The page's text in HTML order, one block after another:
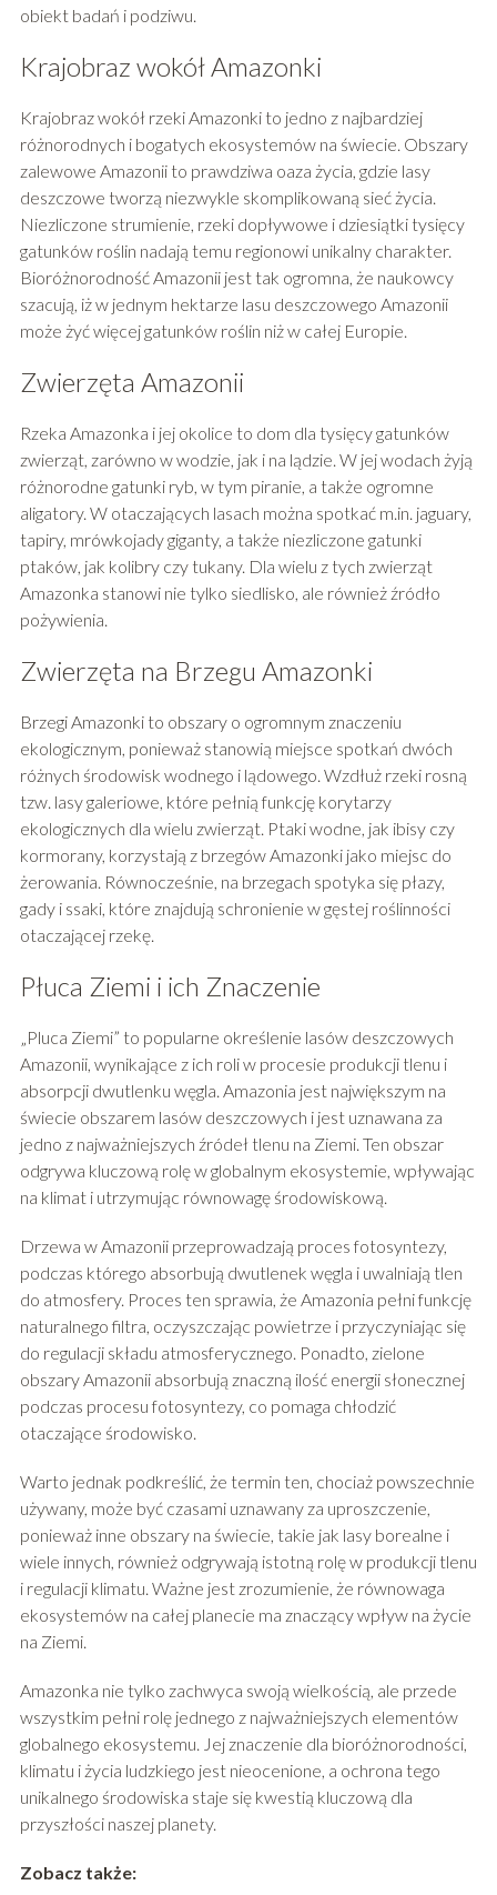
obiekt badań i podziwu.
Krajobraz wokół Amazonki
Krajobraz wokół rzeki Amazonki to jedno z najbardziej
różnorodnych i bogatych ekosystemów na świecie. Obszary
zalewowe Amazonii to prawdziwa oaza życia, gdzie lasy
deszczowe tworzą niezwykle skomplikowaną sieć życia.
Niezliczone strumienie, rzeki dopływowe i dziesiątki tysięcy
gatunków roślin nadają temu regionowi unikalny charakter.
Bioróżnorodność Amazonii jest tak ogromna, że naukowcy
szacują, iż w jednym hektarze lasu deszczowego Amazonii
może żyć więcej gatunków roślin niż w całej Europie.
Zwierzęta Amazonii
Rzeka Amazonka i jej okolice to dom dla tysięcy gatunków
zwierząt, zarówno w wodzie, jak i na lądzie. W jej wodach żyją
różnorodne gatunki ryb, w tym piranie, a także ogromne
aligatory. W otaczających lasach można spotkać m.in. jaguary,
tapiry, mrówkojady giganty, a także niezliczone gatunki
ptaków, jak kolibry czy tukany. Dla wielu z tych zwierząt
Amazonka stanowi nie tylko siedlisko, ale również źródło
pożywienia.
Zwierzęta na Brzegu Amazonki
Brzegi Amazonki to obszary o ogromnym znaczeniu
ekologicznym, ponieważ stanowią miejsce spotkań dwóch
różnych środowisk wodnego i lądowego. Wzdłuż rzeki rosną
tzw. lasy galeriowe, które pełnią funkcję korytarzy
ekologicznych dla wielu zwierząt. Ptaki wodne, jak ibisy czy
kormorany, korzystają z brzegów Amazonki jako miejsc do
żerowania. Równocześnie, na brzegach spotyka się płazy,
gady i ssaki, które znajdują schronienie w gęstej roślinności
otaczającej rzekę.
Płuca Ziemi i ich Znaczenie
„Pluca Ziemi” to popularne określenie lasów deszczowych
Amazonii, wynikające z ich roli w procesie produkcji tlenu i
absorpcji dwutlenku węgla. Amazonia jest największym na
świecie obszarem lasów deszczowych i jest uznawana za
jedno z najważniejszych źródeł tlenu na Ziemi. Ten obszar
odgrywa kluczową rolę w globalnym ekosystemie, wpływając
na klimat i utrzymując równowagę środowiskową.
Drzewa w Amazonii przeprowadzają proces fotosyntezy,
podczas którego absorbują dwutlenek węgla i uwalniają tlen
do atmosfery. Proces ten sprawia, że Amazonia pełni funkcję
naturalnego filtra, oczyszczając powietrze i przyczyniając się
do regulacji składu atmosferycznego. Ponadto, zielone
obszary Amazonii absorbują znaczną ilość energii słonecznej
podczas procesu fotosyntezy, co pomaga chłodzić
otaczające środowisko.
Warto jednak podkreślić, że termin ten, chociaż powszechnie
używany, może być czasami uznawany za uproszczenie,
ponieważ inne obszary na świecie, takie jak lasy borealne i
wiele innych, również odgrywają istotną rolę w produkcji tlenu
i regulacji klimatu. Ważne jest zrozumienie, że równowaga
ekosystemów na całej planecie ma znaczący wpływ na życie
na Ziemi.
Amazonka nie tylko zachwyca swoją wielkością, ale przede
wszystkim pełni rolę jednego z najważniejszych elementów
globalnego ekosystemu. Jej znaczenie dla bioróżnorodności,
klimatu i życia ludzkiego jest nieocenione, a ochrona tego
unikalnego środowiska staje się kwestią kluczową dla
przyszłości naszej planety.
Zobacz także: